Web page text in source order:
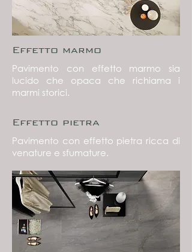
Effetto marmo
Pavimento con effetto marmo sia
lucido che opaca che richiama i
marmi storici.
Effetto pietra
Pavimento con effetto pietra ricca di
venature e sfumature.